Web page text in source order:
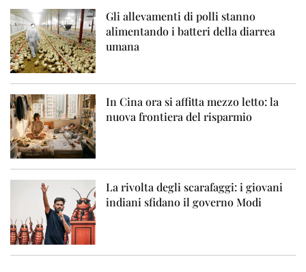
Gli allevamenti di polli stanno
alimentando i batteri della diarrea
umana
In Cina ora si affitta mezzo letto: la
nuova frontiera del risparmio
La rivolta degli scarafaggi: i giovani
indiani sfidano il governo Modi